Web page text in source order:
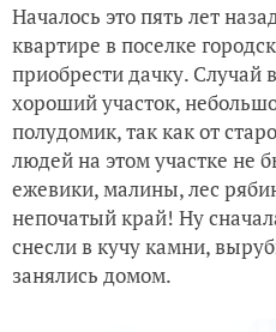
Началось это пять лет
квартире в поселке
приобрести дачку. Случай
хороший участок,
полудомик, так как от
людей на этом участке не
ежевики, малины, лес
непочатый край! Ну
снесли в кучу камни,
занялись домом.